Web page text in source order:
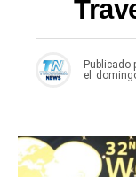
Publicado
el